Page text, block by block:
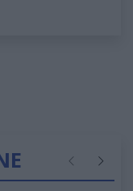
Poprzednie